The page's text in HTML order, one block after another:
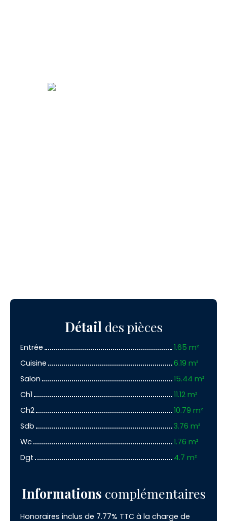
Détail des pièces
Entrée
1.65 m²
Cuisine
6.19 m²
Salon
15.44 m²
Ch1
11.12 m²
Ch2
10.79 m²
Sdb
3.76 m²
Wc
1.76 m²
Dgt
4.7 m²
Informations complémentaires
Honoraires inclus de 7.77% TTC à la charge de